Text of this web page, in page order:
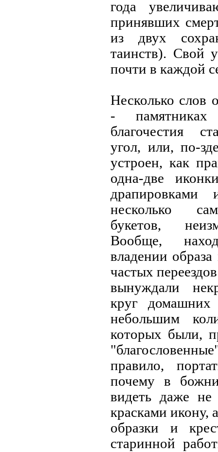
года
принявших
из двух
таинств). Свой
почти в каждой
Несколько
- памятниках
благочестия
угол, или, по-
устроен, как
одна-две
драпировками
несколько
букетов,
Вообще,
владении
частых
вынуждали
круг домашних
небольшим
которых были,
правило,
почему в
видеть даже
красками икону,
образки и
старинной